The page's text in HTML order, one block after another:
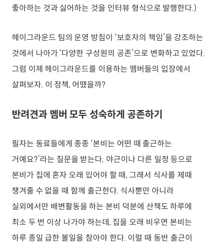
좋아하는 것과 싫어하는 것을 인터뷰 형식으로 발행한다.)
헤이그라운드 팀의 운영 방침이 ‘보호자의 책임’을 강조하는
것에서 나아가 ‘다양한 구성원의 공존’으로 변화하고 있었다.
그럼 이제 헤이그라운드를 이용하는 멤버들의 입장에서
살펴보자. 이 정책, 어땠을까?
반려견과 멤버 모두 성숙하게 공존하기
필자는 동료들에게 종종 ‘본비는 어떤 때 출근하는
거예요?’라는 질문을 받는다. 야근이나 다른 일정 등으로
본비가 집에 혼자 오래 있어야 할 때, 그래서 식사를 제때
챙겨줄 수 없을 때 함께 출근한다. 식사뿐만 아니라
실외에서만 배변활동을 하는 본비 덕분에 산책도 하루에
최소 두 번 이상 나가야 하는데, 집을 오래 비우면 본비는
하루 종일 급한 볼일을 참아야 한다. 이럴 때 동반 출근이